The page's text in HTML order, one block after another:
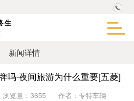
生
新闻详情
吗-夜间旅游为什么重要[五菱]
浏览量： 3655 作者： 专特车辆